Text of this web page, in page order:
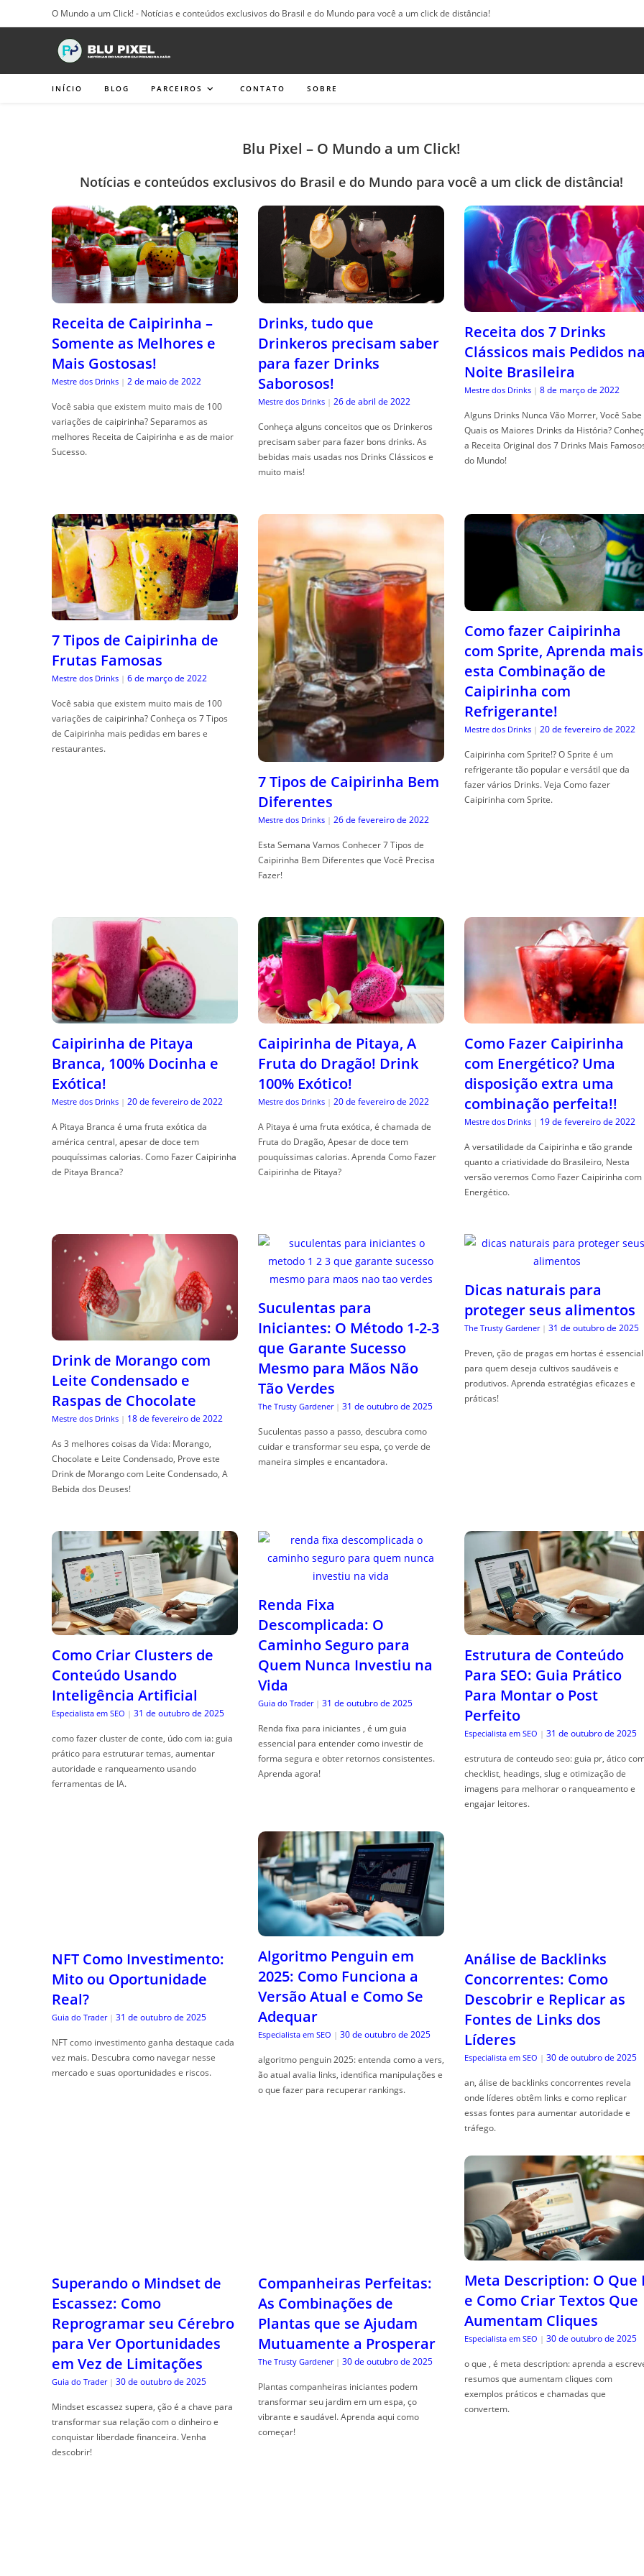
para
O Mundo a um Click! - Notícias e conteúdos exclusivos do Brasil e do Mundo para você a um click de distância!
INÍCIO BLOG PARCEIROS CONTATO SOBRE
Blu Pixel – O Mundo a um Click!
Notícias e conteúdos exclusivos do Brasil e do Mundo para você a um click de distância!
Receita de Caipirinha –
Somente as Melhores e
Mais Gostosas!
Mestre dos Drinks | 2 de maio de 2022
Você sabia que existem muito mais de 100
variações de caipirinha? Separamos as
melhores Receita de Caipirinha e as de maior
Sucesso.
Drinks, tudo que
Drinkeros precisam saber
para fazer Drinks
Saborosos!
Mestre dos Drinks | 26 de abril de 2022
Conheça alguns conceitos que os Drinkeros
precisam saber para fazer bons drinks. As
bebidas mais usadas nos Drinks Clássicos e
muito mais!
Receita dos 7 Drinks
Clássicos mais Pedidos
Noite Brasileira
Mestre dos Drinks | 8 de março de 2022
Alguns Drinks Nunca Vão Morrer, Você Sabe
Quais os Maiores Drinks da História?
a Receita Original dos 7 Drinks Mais
do Mundo!
7 Tipos de Caipirinha de
Frutas Famosas
Mestre dos Drinks | 6 de março de 2022
Você sabia que existem muito mais de 100
variações de caipirinha? Conheça os 7 Tipos
de Caipirinha mais pedidas em bares e
restaurantes.
7 Tipos de Caipirinha Bem
Diferentes
Mestre dos Drinks | 26 de fevereiro de 2022
Esta Semana Vamos Conhecer 7 Tipos de
Caipirinha Bem Diferentes que Você Precisa
Fazer!
Como fazer Caipirinha
com Sprite, Aprenda mais
esta Combinação de
Caipirinha com
Refrigerante!
Mestre dos Drinks | 20 de fevereiro de 2022
Caipirinha com Sprite!? O Sprite é um
refrigerante tão popular e versátil que da
fazer vários Drinks. Veja Como fazer
Caipirinha com Sprite.
Caipirinha de Pitaya
Branca, 100% Docinha e
Exótica!
Mestre dos Drinks | 20 de fevereiro de 2022
A Pitaya Branca é uma fruta exótica da
américa central, apesar de doce tem
pouquíssimas calorias. Como Fazer Caipirinha
de Pitaya Branca?
Caipirinha de Pitaya, A
Fruta do Dragão! Drink
100% Exótico!
Mestre dos Drinks | 20 de fevereiro de 2022
A Pitaya é uma fruta exótica, é chamada de
Fruta do Dragão, Apesar de doce tem
pouquíssimas calorias. Aprenda Como Fazer
Caipirinha de Pitaya?
Como Fazer Caipirinha
com Energético? Uma
disposição extra uma
combinação perfeita!!
Mestre dos Drinks | 19 de fevereiro de 2022
A versatilidade da Caipirinha e tão grande
quanto a criatividade do Brasileiro, Nesta
versão veremos Como Fazer Caipirinha com
Energético.
Drink de Morango com
Leite Condensado e
Raspas de Chocolate
Mestre dos Drinks | 18 de fevereiro de 2022
As 3 melhores coisas da Vida: Morango,
Chocolate e Leite Condensado, Prove este
Drink de Morango com Leite Condensado, A
Bebida dos Deuses!
Suculentas para
Iniciantes: O Método 1-2-3
que Garante Sucesso
Mesmo para Mãos Não
Tão Verdes
The Trusty Gardener | 31 de outubro de 2025
Suculentas passo a passo, descubra como
cuidar e transformar seu espa, ço verde de
maneira simples e encantadora.
Dicas naturais para
proteger seus alimentos
The Trusty Gardener | 31 de outubro de 2025
Preven, ção de pragas em hortas é essencial
para quem deseja cultivos saudáveis e
produtivos. Aprenda estratégias eficazes e
práticas!
Como Criar Clusters de
Conteúdo Usando
Inteligência Artificial
Especialista em SEO | 31 de outubro de 2025
como fazer cluster de conte, údo com ia: guia
prático para estruturar temas, aumentar
autoridade e ranqueamento usando
ferramentas de IA.
Renda Fixa
Descomplicada: O
Caminho Seguro para
Quem Nunca Investiu na
Vida
Guia do Trader | 31 de outubro de 2025
Renda fixa para iniciantes , é um guia
essencial para entender como investir de
forma segura e obter retornos consistentes.
Aprenda agora!
Estrutura de Conteúdo
Para SEO: Guia Prático
Para Montar o Post
Perfeito
Especialista em SEO | 31 de outubro de 2025
estrutura de conteudo seo: guia pr, ático
checklist, headings, slug e otimização de
imagens para melhorar o ranqueamento e
engajar leitores.
NFT Como Investimento:
Mito ou Oportunidade
Real?
Guia do Trader | 31 de outubro de 2025
NFT como investimento ganha destaque cada
vez mais. Descubra como navegar nesse
mercado e suas oportunidades e riscos.
Algoritmo Penguin em
2025: Como Funciona a
Versão Atual e Como Se
Adequar
Especialista em SEO | 30 de outubro de 2025
algoritmo penguin 2025: entenda como a vers,
ão atual avalia links, identifica manipulações e
o que fazer para recuperar rankings.
Análise de Backlinks
Concorrentes: Como
Descobrir e Replicar as
Fontes de Links dos
Líderes
Especialista em SEO | 30 de outubro de 2025
an, álise de backlinks concorrentes revela
onde líderes obtêm links e como replicar
essas fontes para aumentar autoridade e
tráfego.
Superando o Mindset de
Escassez: Como
Reprogramar seu Cérebro
para Ver Oportunidades
em Vez de Limitações
Guia do Trader | 30 de outubro de 2025
Mindset escassez supera, ção é a chave para
transformar sua relação com o dinheiro e
conquistar liberdade financeira. Venha
descobrir!
Companheiras Perfeitas:
As Combinações de
Plantas que se Ajudam
Mutuamente a Prosperar
The Trusty Gardener | 30 de outubro de 2025
Plantas companheiras iniciantes podem
transformar seu jardim em um espa, ço
vibrante e saudável. Aprenda aqui como
começar!
Meta Description: O Que
e Como Criar Textos Que
Aumentam Cliques
Especialista em SEO | 30 de outubro de 2025
o que , é meta description: aprenda a
resumos que aumentam cliques com
exemplos práticos e chamadas que
convertem.